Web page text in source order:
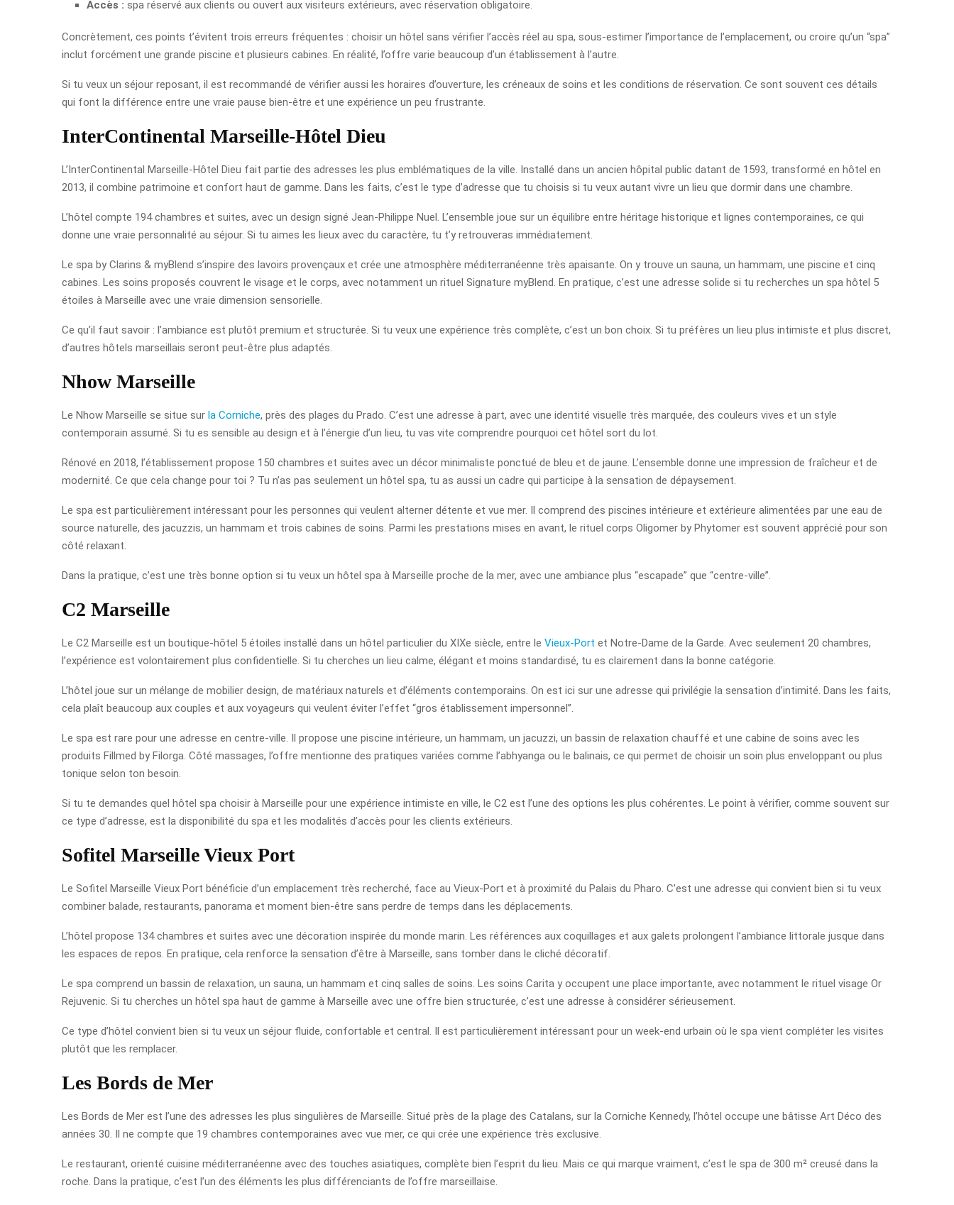
Accès : spa réservé aux clients ou ouvert aux visiteurs extérieurs, avec réservation obligatoire.
Concrètement, ces points t’évitent trois erreurs fréquentes : choisir un hôtel sans vérifier l’accès réel au spa, sous-estimer l’importance de l’emplacement, ou croire qu’un “spa”
inclut forcément une grande piscine et plusieurs cabines. En réalité, l’offre varie beaucoup d’un établissement à l’autre.
Si tu veux un séjour reposant, il est recommandé de vérifier aussi les horaires d’ouverture, les créneaux de soins et les conditions de réservation. Ce sont souvent ces détails
qui font la différence entre une vraie pause bien-être et une expérience un peu frustrante.
InterContinental Marseille-Hôtel Dieu
L’InterContinental Marseille-Hôtel Dieu fait partie des adresses les plus emblématiques de la ville. Installé dans un ancien hôpital public datant de 1593, transformé en hôtel en
2013, il combine patrimoine et confort haut de gamme. Dans les faits, c’est le type d’adresse que tu choisis si tu veux autant vivre un lieu que dormir dans une chambre.
L’hôtel compte 194 chambres et suites, avec un design signé Jean-Philippe Nuel. L’ensemble joue sur un équilibre entre héritage historique et lignes contemporaines, ce qui
donne une vraie personnalité au séjour. Si tu aimes les lieux avec du caractère, tu t’y retrouveras immédiatement.
Le spa by Clarins & myBlend s’inspire des lavoirs provençaux et crée une atmosphère méditerranéenne très apaisante. On y trouve un sauna, un hammam, une piscine et cinq
cabines. Les soins proposés couvrent le visage et le corps, avec notamment un rituel Signature myBlend. En pratique, c’est une adresse solide si tu recherches un spa hôtel 5
étoiles à Marseille avec une vraie dimension sensorielle.
Ce qu’il faut savoir : l’ambiance est plutôt premium et structurée. Si tu veux une expérience très complète, c’est un bon choix. Si tu préfères un lieu plus intimiste et plus discret,
d’autres hôtels marseillais seront peut-être plus adaptés.
Nhow Marseille
Le Nhow Marseille se situe sur la Corniche, près des plages du Prado. C’est une adresse à part, avec une identité visuelle très marquée, des couleurs vives et un style
contemporain assumé. Si tu es sensible au design et à l’énergie d’un lieu, tu vas vite comprendre pourquoi cet hôtel sort du lot.
Rénové en 2018, l’établissement propose 150 chambres et suites avec un décor minimaliste ponctué de bleu et de jaune. L’ensemble donne une impression de fraîcheur et de
modernité. Ce que cela change pour toi ? Tu n’as pas seulement un hôtel spa, tu as aussi un cadre qui participe à la sensation de dépaysement.
Le spa est particulièrement intéressant pour les personnes qui veulent alterner détente et vue mer. Il comprend des piscines intérieure et extérieure alimentées par une eau de
source naturelle, des jacuzzis, un hammam et trois cabines de soins. Parmi les prestations mises en avant, le rituel corps Oligomer by Phytomer est souvent apprécié pour son
côté relaxant.
Dans la pratique, c’est une très bonne option si tu veux un hôtel spa à Marseille proche de la mer, avec une ambiance plus “escapade” que “centre-ville”.
C2 Marseille
Le C2 Marseille est un boutique-hôtel 5 étoiles installé dans un hôtel particulier du XIXe siècle, entre le Vieux-Port et Notre-Dame de la Garde. Avec seulement 20 chambres,
l’expérience est volontairement plus confidentielle. Si tu cherches un lieu calme, élégant et moins standardisé, tu es clairement dans la bonne catégorie.
L’hôtel joue sur un mélange de mobilier design, de matériaux naturels et d’éléments contemporains. On est ici sur une adresse qui privilégie la sensation d’intimité. Dans les faits,
cela plaît beaucoup aux couples et aux voyageurs qui veulent éviter l’effet “gros établissement impersonnel”.
Le spa est rare pour une adresse en centre-ville. Il propose une piscine intérieure, un hammam, un jacuzzi, un bassin de relaxation chauffé et une cabine de soins avec les
produits Fillmed by Filorga. Côté massages, l’offre mentionne des pratiques variées comme l’abhyanga ou le balinais, ce qui permet de choisir un soin plus enveloppant ou plus
tonique selon ton besoin.
Si tu te demandes quel hôtel spa choisir à Marseille pour une expérience intimiste en ville, le C2 est l’une des options les plus cohérentes. Le point à vérifier, comme souvent sur
ce type d’adresse, est la disponibilité du spa et les modalités d’accès pour les clients extérieurs.
Sofitel Marseille Vieux Port
Le Sofitel Marseille Vieux Port bénéficie d’un emplacement très recherché, face au Vieux-Port et à proximité du Palais du Pharo. C’est une adresse qui convient bien si tu veux
combiner balade, restaurants, panorama et moment bien-être sans perdre de temps dans les déplacements.
L’hôtel propose 134 chambres et suites avec une décoration inspirée du monde marin. Les références aux coquillages et aux galets prolongent l’ambiance littorale jusque dans
les espaces de repos. En pratique, cela renforce la sensation d’être à Marseille, sans tomber dans le cliché décoratif.
Le spa comprend un bassin de relaxation, un sauna, un hammam et cinq salles de soins. Les soins Carita y occupent une place importante, avec notamment le rituel visage Or
Rejuvenic. Si tu cherches un hôtel spa haut de gamme à Marseille avec une offre bien structurée, c’est une adresse à considérer sérieusement.
Ce type d’hôtel convient bien si tu veux un séjour fluide, confortable et central. Il est particulièrement intéressant pour un week-end urbain où le spa vient compléter les visites
plutôt que les remplacer.
Les Bords de Mer
Les Bords de Mer est l’une des adresses les plus singulières de Marseille. Situé près de la plage des Catalans, sur la Corniche Kennedy, l’hôtel occupe une bâtisse Art Déco des
années 30. Il ne compte que 19 chambres contemporaines avec vue mer, ce qui crée une expérience très exclusive.
Le restaurant, orienté cuisine méditerranéenne avec des touches asiatiques, complète bien l’esprit du lieu. Mais ce qui marque vraiment, c’est le spa de 300 m² creusé dans la
roche. Dans la pratique, c’est l’un des éléments les plus différenciants de l’offre marseillaise.